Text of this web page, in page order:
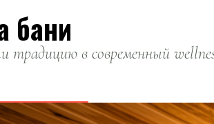
бани
традицию в современный